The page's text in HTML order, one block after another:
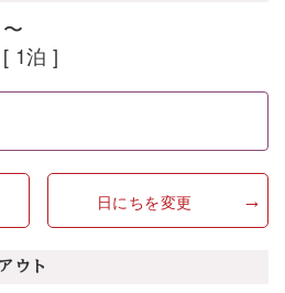
1泊 ]
日にちを変更
ウト